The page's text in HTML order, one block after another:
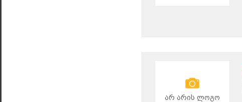
არ არის ლოგო